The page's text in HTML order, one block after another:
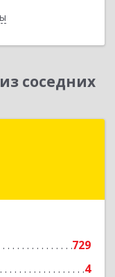
соседних
729
4
Советская ул,